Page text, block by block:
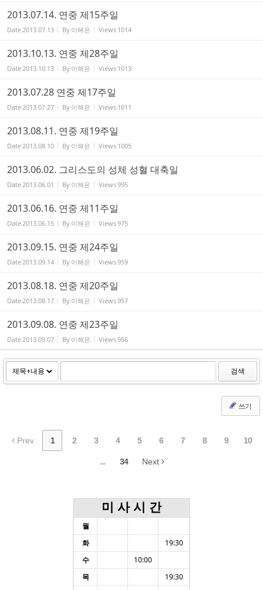
2013.07.14. 연중 제15주일
Date2013.07.13 By 이해은 Views 1014
2013.10.13. 연중 제28주일
Date2013.10.13 By 이해은 Views 1013
2013.07.28 연중 제17주일
Date2013.07.27 By 이해은 Views 1011
2013.08.11. 연중 제19주일
Date2013.08.10 By 이해은 Views 1005
2013.06.02. 그리스도의 성체 성혈 대축일
Date2013.06.01 By 이해은 Views995
2013.06.16. 연중 제11주일
Date2013.06.15 By 이해은 Views975
2013.09.15. 연중 제24주일
Date2013.09.14 By 이해은 Views959
2013.08.18. 연중 제20주일
Date2013.08.17 By 이해은 Views957
2013.09.08. 연중 제23주일
Date2013.09.07 By 이해은 Views956
검색
쓰기
Prev 1 2 3 4 5 6 7 8 9 10
... 34 Next
미 사 시 간
월
화
19:30
수
10:00
목
19:30